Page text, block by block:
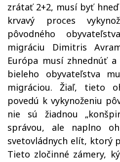
zrátať 2+2, musí byť
krvavý proces
pôvodného
migráciu Dimitris
Európa musí zhnednúť
bieleho obyvateľstva
migráciou. Žiaľ, tieto
povedú k vykynoženiu
nie sú žiadnou
správou, ale naplno
svetovládnych elít, ktorý
Tieto zločinné zámery,